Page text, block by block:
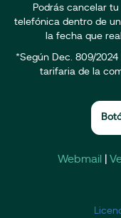
Podrás cancelar
telefónica dentro de
la fecha que
*Según Dec. 809/
tarifaria de la
Webmail